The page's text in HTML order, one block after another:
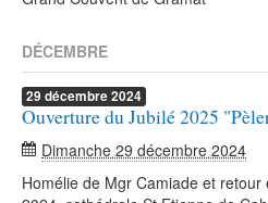
DÉCEMBRE
29 décembre2024
Ouverture du Jubilé 2025
Dimanche 29 décembre 2024
Homélie de Mgr Camiade et